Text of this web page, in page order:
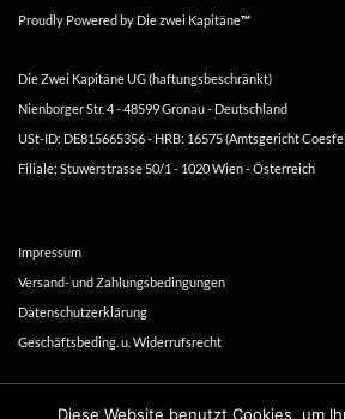
Proudly Powered by Die zwei Kapitäne™
Die Zwei Kapitäne UG (haftungsbeschränkt)
Nienborger Str. 4 - 48599 Gronau - Deutschland
USt-ID: DE815665356 - HRB: 16575 (Amtsgericht
Filiale: Stuwerstrasse 50/1 - 1020 Wien - Österreich
Impressum
Versand- und Zahlungsbedingungen
Datenschutzerklärung
Geschäftsbeding. u. Widerrufsrecht
Copyright 2016-2026 © Die
Diese Website benutzt Cookies, um